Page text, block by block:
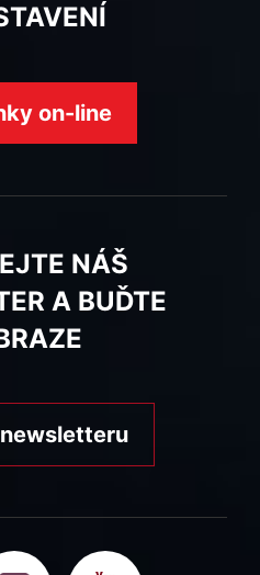
on-line
NÁŠ
A BUĎTE